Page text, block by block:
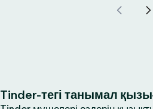
Tinder-тегі танымал